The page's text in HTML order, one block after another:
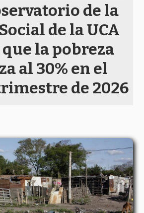
de la
de la UCA
la pobreza
al 30% en el
de 2026